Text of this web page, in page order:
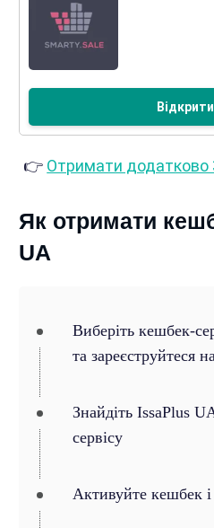
Відкрити
👉 Отримати додатково
Як отримати
UA
Виберіть кешбек-
та зареєструйтеся
Знайдіть IssaPlus
сервісу
Активуйте кешбек і